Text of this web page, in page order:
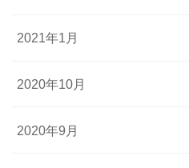
2021年1月
2020年10月
2020年9月